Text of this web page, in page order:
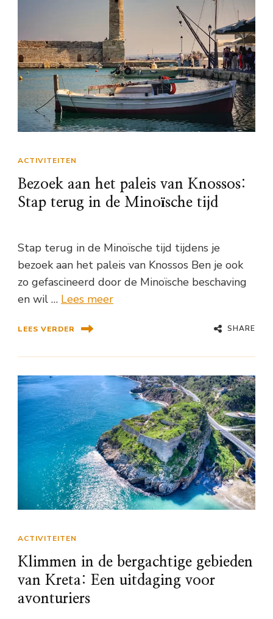
ACTIVITEITEN
Bezoek aan het paleis van Knossos:
Stap terug in de Minoïsche tijd
Stap terug in de Minoïsche tijd tijdens je
bezoek aan het paleis van Knossos Ben je ook
zo gefascineerd door de Minoïsche beschaving
en wil … Lees meer
LEES VERDER SHARE
ACTIVITEITEN
Klimmen in de bergachtige gebieden
van Kreta: Een uitdaging voor
avonturiers